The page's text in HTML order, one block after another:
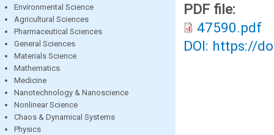
Environmental Science
Agricultural Sciences
Pharmaceutical Sciences
General Sciences
Materials Science
Mathematics
Medicine
Nanotechnology & Nanoscience
Nonlinear Science
Chaos & Dynamical Systems
Physics
PDF file:
47590.pdf
DOI: https://